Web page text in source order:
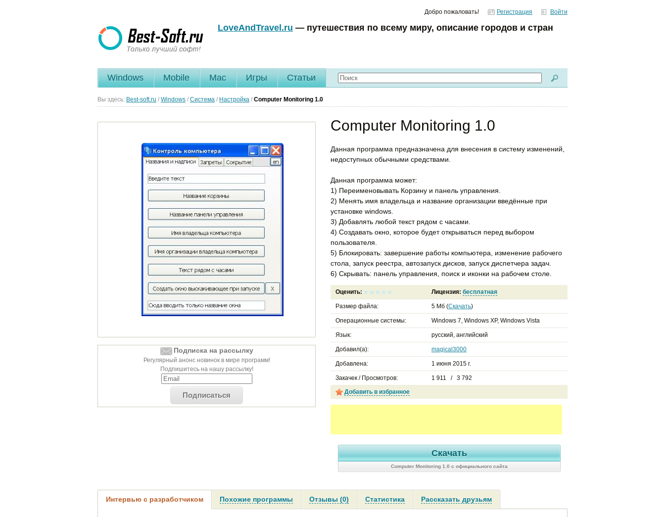
Добро пожаловать! Регистрация Войти
LoveAndTravel.ru — путешествия по всему миру, описание городов и стран
Windows Mobile Mac Игры Статьи
Вы здесь: Best-soft.ru / Windows / Система / Настройка / Computer Monitoring 1.0
Подписка на рассылку
Регулярный анонс новинок в мире программ!
Подпишитесь на нашу рассылку!
Подписаться
Computer Monitoring 1.0
Данная программа предназначена для внесения в систему изменений,
недоступных обычными средствами.
Данная программа может:
1) Переименовывать Корзину и панель управления.
2) Менять имя владельца и название организации введённые при
установке windows.
3) Добавлять любой текст рядом с часами.
4) Создавать окно, которое будет открываться перед выбором
пользователя.
5) Блокировать: завершение работы компьютера, изменение рабочего
стола, запуск реестра, автозапуск дисков, запуск диспетчера задач.
6) Скрывать: панель управления, поиск и иконки на рабочем столе.
Оценить: Лицензия: бесплатная
Размер файла: 5 Мб (Скачать)
Операционные системы: Windows 7, Windows XP, Windows Vista
Язык: русский, английский
Добавил(а): magical3000
Добавлена: 1 июня 2015 г.
Закачек / Просмотров:
1 911 / 3 792
Добавить в избранное
Скачать
Computer Monitoring 1.0 с официального сайта
Интервью с разработчиком Похожие программы Отзывы (0) Статистика Рассказать друзьям